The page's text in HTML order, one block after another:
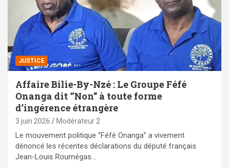
JUSTICE
Affaire Bilie-By-Nzé : Le Groupe Féfé
Onanga dit ‘’Non’’ à toute forme
d’ingérence étrangère
3 juin 2026 Modérateur 2
Le mouvement politique ‘’Féfé Onanga’’ a vivement
dénoncé les récentes déclarations du député français
Jean-Louis Roumégas…